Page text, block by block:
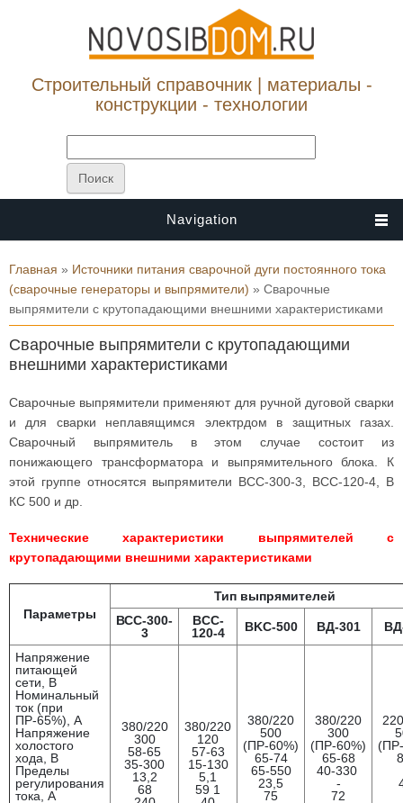
Строительный справочник | материалы -
конструкции - технологии
Navigation
Вы здесь
Главная » Источники питания сварочной дуги постоянного тока
(сварочные генераторы и выпрямители) » Сварочные
выпрямители с крутопадающими внешними характеристиками
Сварочные выпрямители с крутопадающими
внешними характеристиками
Сварочные выпрямители применяют для ручной дуговой сварки
и для сварки неплавящимся электрдом в защитных газах.
Сварочный выпрямитель в этом случае состоит из
понижающего трансформатора и выпрямительного блока. К
этой группе относятся выпрямители ВСС-300-3, ВСС-120-4, В
КС 500 и др.
Технические характеристики выпрямителей с
крутопадающими внешними характеристиками
Параметры
Тип выпрямителей
ВСС-300-
3
BCC-
120-4
BKC-500 ВД-301
Напряжение
питающей
сети, В
Номинальный
ток (при
ПР-65%), А
Напряжение
холостого
хода, В
Пределы
perулирования
тока, А
380/220
300
58-65
35-300
13,2
68
380/220
120
57-63
15-130
5,1
59 1
380/220
500
(ПР-60%)
65-74
65-550
23,5
75
380/220
300
(ПР-60%)
65-68
40-330
-
72